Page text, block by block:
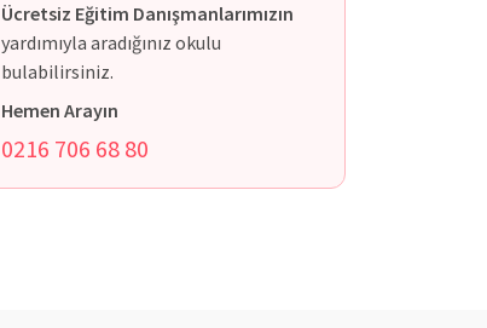
Ücretsiz Eğitim Danışmanlarımızın
yardımıyla aradığınız okulu
bulabilirsiniz.
Hemen Arayın
0216 706 68 80